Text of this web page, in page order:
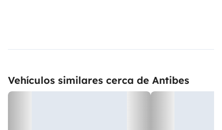
Vehículos similares cerca de Antibes